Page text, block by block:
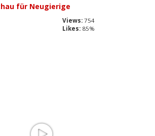
für Neugierige
Views: 754
Likes: 85%